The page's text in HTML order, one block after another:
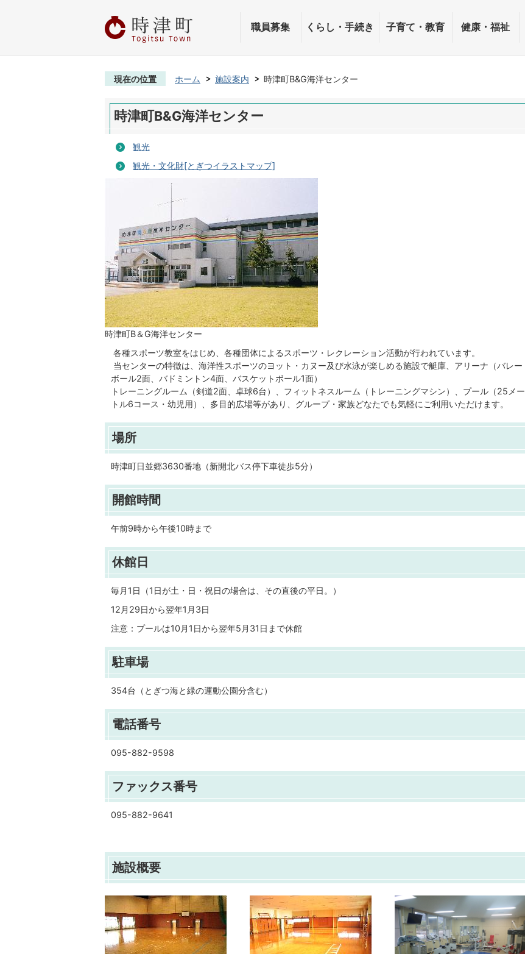
職員募集 くらし・手続き 子育て・教育 健康・福祉
現在の位置 ホーム 施設案内 時津町B&G海洋センター
時津町B&G海洋センター
観光
観光・文化財[とぎつイラストマップ]
時津町B＆G海洋センター
各種スポーツ教室をはじめ、各種団体によるスポーツ・レクレーション活動が行われています。
当センターの特徴は、海洋性スポーツのヨット・カヌー及び水泳が楽しめる施設で艇庫、アリーナ（バレー
ボール2面、バドミントン4面、バスケットボール1面）
トレーニングルーム（剣道2面、卓球6台）、フィットネスルーム（トレーニングマシン）、プール（25メー
トル6コース・幼児用）、多目的広場等があり、グループ・家族どなたでも気軽にご利用いただけます。
場所
時津町日並郷3630番地（新開北バス停下車徒歩5分）
開館時間
午前9時から午後10時まで
休館日
毎月1日（1日が土・日・祝日の場合は、その直後の平日。）
12月29日から翌年1月3日
注意：プールは10月1日から翌年5月31日まで休館
駐車場
354台（とぎつ海と緑の運動公園分含む）
電話番号
095-882-9598
ファックス番号
095-882-9641
施設概要